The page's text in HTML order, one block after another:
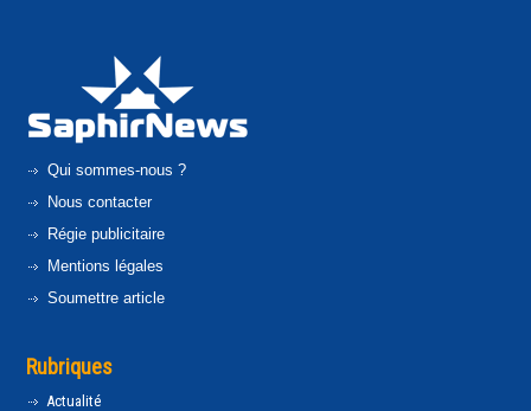
Qui sommes-nous ?
Nous contacter
Régie publicitaire
Mentions légales
Soumettre article
Rubriques
Actualité